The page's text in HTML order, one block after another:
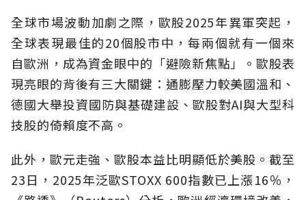
全球市場波動加劇之際，歐股2025年異軍突起，
全球表現最佳的20個股市中，每兩個就有一個來
自歐洲，成為資金眼中的「避險新焦點」。歐股表
現亮眼的背後有三大關鍵：通膨壓力較美國溫和、
德國大舉投資國防與基礎建設、歐股對AI與大型科
技股的倚賴度不高。
此外，歐元走強、歐股本益比明顯低於美股。截至
23日，2025年泛歐STOXX 600指數已上漲16％，